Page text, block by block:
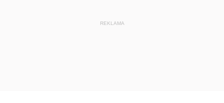
REKLAMA